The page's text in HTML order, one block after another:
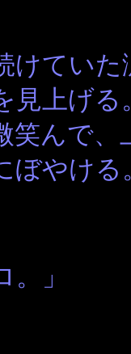
けてい
見上げる
笑んで、
ぼやける
。」